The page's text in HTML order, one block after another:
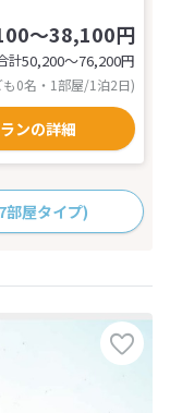
～38,100円
計50,200〜76,200円
0名・1部屋/1泊2日)
ンの詳細
部屋タイプ)